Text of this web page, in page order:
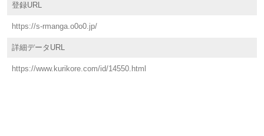
登録URL
https://s-rmanga.o0o0.jp/
詳細データURL
https://www.kurikore.com/id/14550.html